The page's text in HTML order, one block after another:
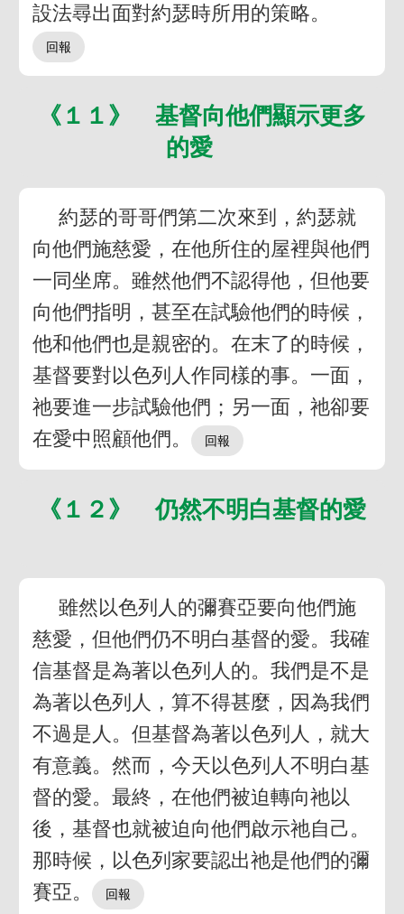
設法尋出面對約瑟時所用的策略。
《１１》 基督向他們顯示更多
的愛
約瑟的哥哥們第二次來到，約瑟就
向他們施慈愛，在他所住的屋裡與他們
一同坐席。雖然他們不認得他，但他要
向他們指明，甚至在試驗他們的時候，
他和他們也是親密的。在末了的時候，
基督要對以色列人作同樣的事。一面，
祂要進一步試驗他們；另一面，祂卻要
在愛中照顧他們。
《１２》 仍然不明白基督的愛
雖然以色列人的彌賽亞要向他們施
慈愛，但他們仍不明白基督的愛。我確
信基督是為著以色列人的。我們是不是
為著以色列人，算不得甚麼，因為我們
不過是人。但基督為著以色列人，就大
有意義。然而，今天以色列人不明白基
督的愛。最終，在他們被迫轉向祂以
後，基督也就被迫向他們啟示祂自己。
那時候，以色列家要認出祂是他們的彌
賽亞。